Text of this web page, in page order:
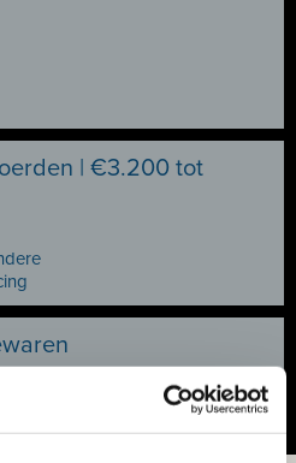
| €3.200 tot